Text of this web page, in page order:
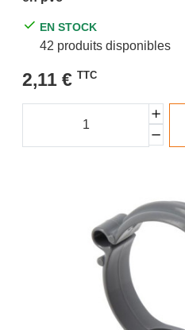
EN STOCK
42 produits disponibles
2,11 € TTC